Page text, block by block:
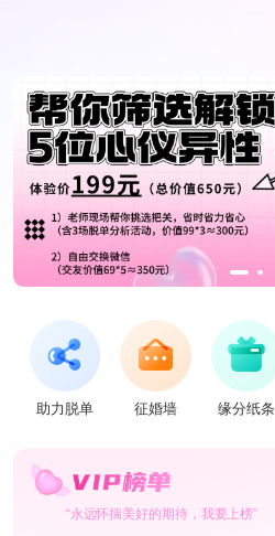
助力脱单 征婚墙 缘分纸条
“永远怀揣美好的期待，我要上榜”